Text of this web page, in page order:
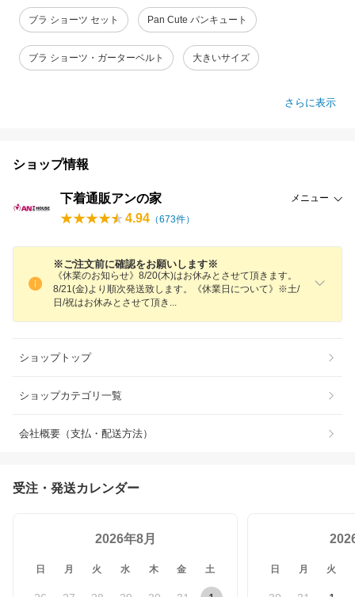
ブラ ショーツ セット Pan Cute パンキュート
ブラ ショーツ・ガーターベルト 大きいサイズ
さらに表示
ショップ情報
下着通販アンの家 メニュー
4.94 （673件）
※ご注文前に確認をお願いします※
《休業のお知らせ》8/20(木)はお休みとさせて頂きます。
8/21(金)より順次発送致します。《休業日について》※土/
日/祝はお休みとさせて頂き
ショップトップ
ショップカテゴリ一覧
会社概要（支払・配送方法）
受注・発送カレンダー
2026年8月
日 月 火 水 木 金 土 日 月 火